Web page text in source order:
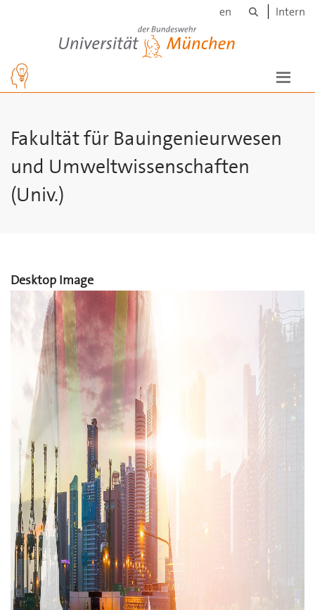
en Intern
Fakultät für Bauingenieurwesen
und Umweltwissenschaften
(Univ.)
Desktop Image